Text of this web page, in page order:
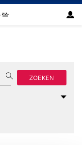
ZOEKEN